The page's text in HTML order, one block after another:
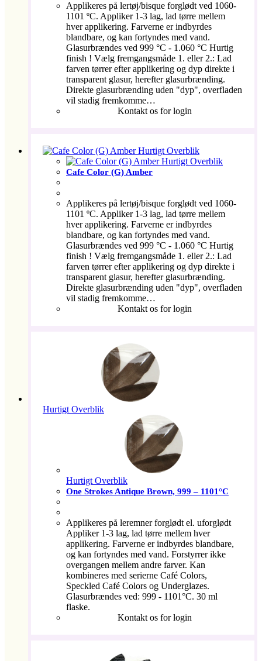
Applikeres på lertøj/bisque forglødt ved 1060-
1101 ºC. Appliker 1-3 lag, lad tørre mellem
hver applikering. Farverne er indbyrdes
blandbare, og kan fortyndes med vand.
Glasurbrændes ved 999 °C - 1.060 °C Hurtig
finish ! Vælg fremgangsmåde 1. eller 2.: Lad
farven tørrer efter applikering og dyp direkte i
transparent glasur, herefter glasurbrænding.
Direkte glasurbrænding uden "dyp", overfladen
vil stadig fremkomme…
Kontakt os for login
Hurtigt Overblik
Hurtigt Overblik
Cafe Color (G) Amber
Applikeres på lertøj/bisque forglødt ved 1060-
1101 ºC. Appliker 1-3 lag, lad tørre mellem
hver applikering. Farverne er indbyrdes
blandbare, og kan fortyndes med vand.
Glasurbrændes ved 999 °C - 1.060 °C Hurtig
finish ! Vælg fremgangsmåde 1. eller 2.: Lad
farven tørrer efter applikering og dyp direkte i
transparent glasur, herefter glasurbrænding.
Direkte glasurbrænding uden "dyp", overfladen
vil stadig fremkomme…
Kontakt os for login
Hurtigt Overblik
Hurtigt Overblik
One Strokes Antique Brown, 999 – 1101°C
Applikeres på leremner forglødt el. uforglødt
Appliker 1-3 lag, lad tørre mellem hver
applikering. Farverne er indbyrdes blandbare,
og kan fortyndes med vand. Forstyrrer ikke
overgangen mellem andre farver. Kan
kombineres med serierne Café Colors,
Speckled Café Colors og Underglazes.
Glasurbrændes ved: 999 - 1101°C. 30 ml
flaske.
Kontakt os for login